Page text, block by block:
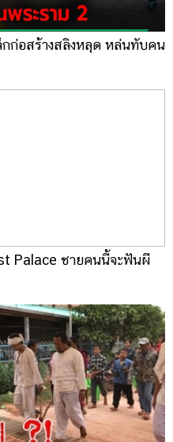
กก่อสร้างสลิงหลุด หล่นทับคน
Palace ชายคนนี้จะฟันผี